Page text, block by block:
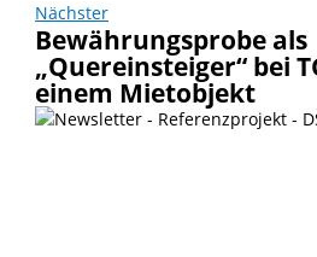
Nächster
Bewährungsprobe als
„Quereinsteiger“ bei
einem Mietobjekt